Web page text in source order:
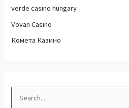
verde casino hungary
Vovan Casino
Комета Казино